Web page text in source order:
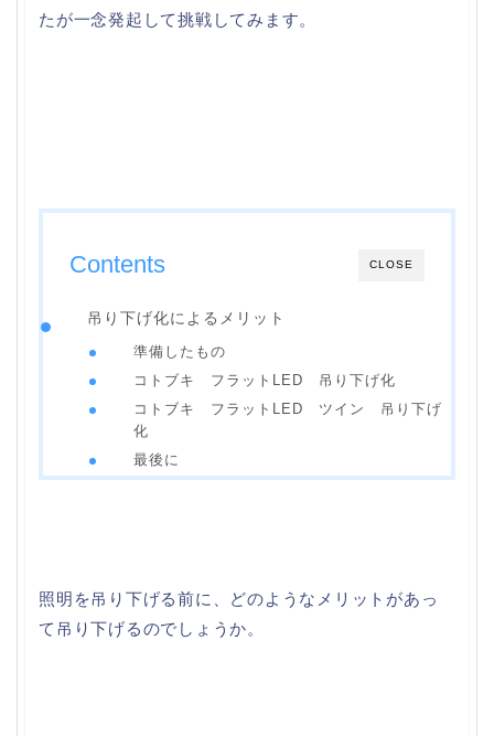
たが一念発起して挑戦してみます。
CLOSE
Contents
吊り下げ化によるメリット
準備したもの
コトブキ フラットLED 吊り下げ化
コトブキ フラットLED ツイン 吊り下げ
化
最後に
照明を吊り下げる前に、どのようなメリットがあっ
て吊り下げるのでしょうか。